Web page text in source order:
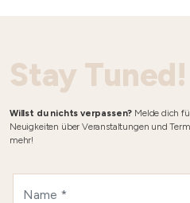
Stay Tuned!
Willst du nichts verpassen? Melde dich
Neuigkeiten über Veranstaltungen und
mehr!